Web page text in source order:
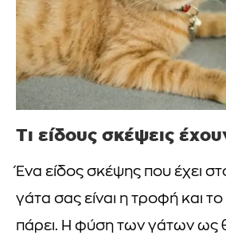
Τι είδους σκέψεις
Ένα είδος σκέψης που έχει
γάτα σας είναι η τροφή και
πάρει. Η φύση των γάτων ως